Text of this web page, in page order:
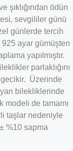
şıklığından ödün
sevgililer günü
günlerde tercih
ayar gümüşten
yapılmıştır.
parlaklığını
Üzerinde
bilekliklerinde
modeli de tamamı
taşlar nedeniyle
%10 sapma